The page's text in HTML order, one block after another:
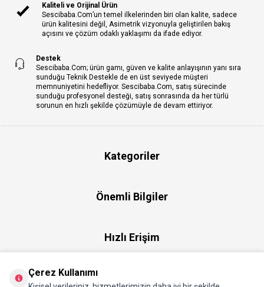
Kaliteli ve Orijinal Ürün
Sescibaba.Com’un temel ilkelerinden biri olan kalite, sadece
ürün kalitesini değil, Asimetrik vizyonuyla geliştirilen bakış
açısını ve çözüm odaklı yaklaşımı da ifade ediyor.
Destek
Sescibaba.Com; ürün gamı, güven ve kalite anlayışının yanı sıra
sunduğu Teknik Destekle de en üst seviyede müşteri
memnuniyetini hedefliyor. Sescibaba.Com, satış sürecinde
sunduğu profesyonel desteği, satış sonrasında da her türlü
sorunun en hızlı şekilde çözümüyle de devam ettiriyor.
Kategoriler
Önemli Bilgiler
Hızlı Erişim
Çerez Kullanımı